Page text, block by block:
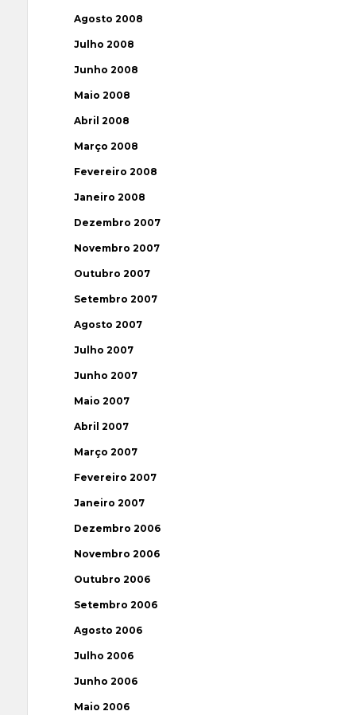
Agosto 2008
Julho 2008
Junho 2008
Maio 2008
Abril 2008
Março 2008
Fevereiro 2008
Janeiro 2008
Dezembro 2007
Novembro 2007
Outubro 2007
Setembro 2007
Agosto 2007
Julho 2007
Junho 2007
Maio 2007
Abril 2007
Março 2007
Fevereiro 2007
Janeiro 2007
Dezembro 2006
Novembro 2006
Outubro 2006
Setembro 2006
Agosto 2006
Julho 2006
Junho 2006
Maio 2006